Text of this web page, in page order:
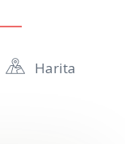
Harita